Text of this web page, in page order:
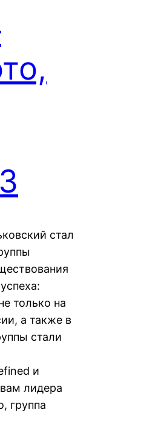
стал
только на
а также в
стали
и
лидера
группа